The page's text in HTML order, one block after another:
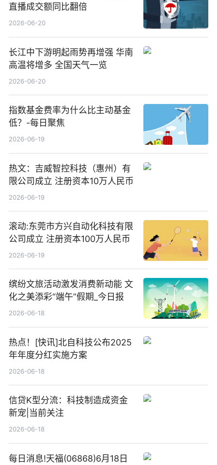
直播成交额同比翻倍
2026-06-20
长江中下游明起雨势再增强 华南
高温将增多 全国天气一览
2026-06-20
指数基金费率为什么比主动基金
低？-每日聚焦
2026-06-19
热文：吉威智控科技（惠州）有
限公司成立 注册资本10万人民币
2026-06-19
滚动:东莞市方兴自动化科技有限
公司成立 注册资本100万人民币
2026-06-19
缤纷文旅活动激发消费新动能 文
化之美添彩“端午”假期_今日报
2026-06-18
热点！[快讯]北自科技公布2025
年年度分红实施方案
2026-06-18
信贷K型分流：科技制造成资金
新宠|当前关注
2026-06-18
每日消息!天福(06868)6月18日